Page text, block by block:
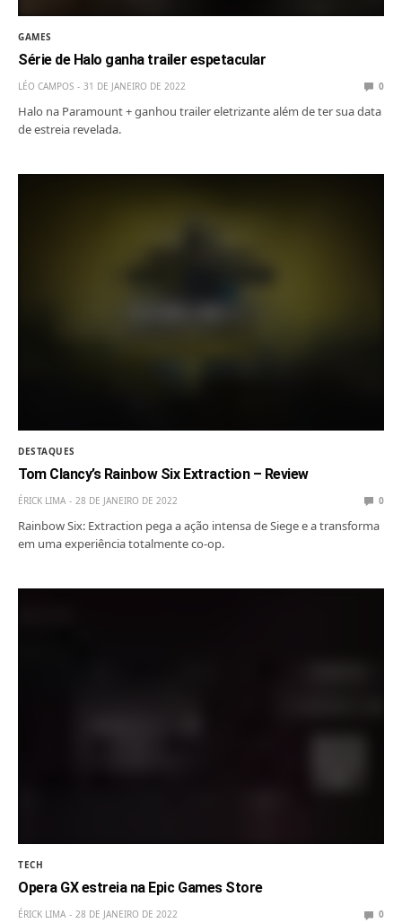
GAMES
Série de Halo ganha trailer espetacular
LÉO CAMPOS 31 DE JANEIRO DE 2022 0
Halo na Paramount + ganhou trailer eletrizante além de ter sua data
de estreia revelada.
DESTAQUES
Tom Clancy’s Rainbow Six Extraction – Review
ÉRICK LIMA 28 DE JANEIRO DE 2022 0
Rainbow Six: Extraction pega a ação intensa de Siege e a transforma
em uma experiência totalmente co-op.
TECH
Opera GX estreia na Epic Games Store
ÉRICK LIMA 28 DE JANEIRO DE 2022 0